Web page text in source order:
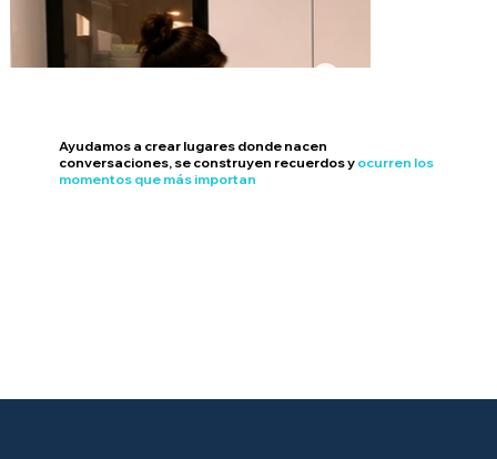
Ayudamos a crear lugares donde nacen
conversaciones, se construyen recuerdos y ocurren los
momentos que más importan